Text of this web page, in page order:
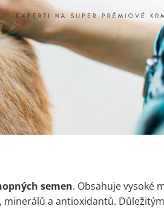
semen. Obsahuje vysoké
minerálů a antioxidantů.